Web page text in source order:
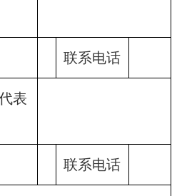
联系电话
表
联系电话